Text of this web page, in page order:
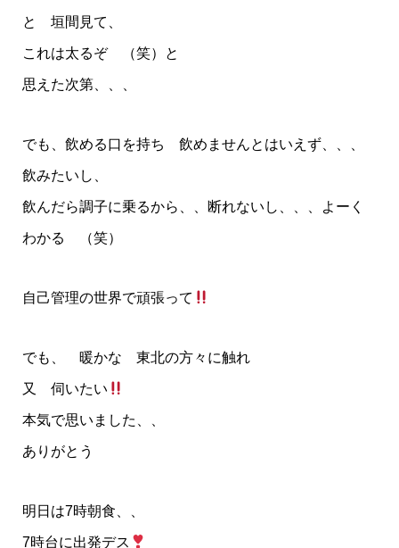
と 垣間見て、
これは太るぞ （笑）と
思えた次第、、、
でも、飲める口を持ち 飲めませんとはいえず、、、
飲みたいし、
飲んだら調子に乗るから、、断れないし、、、よーく
わかる （笑）
自己管理の世界で頑張って
でも、 暖かな 東北の方々に触れ
又 伺いたい
本気で思いました、、
ありがとう
明日は7時朝食、、
7時台に出発デス